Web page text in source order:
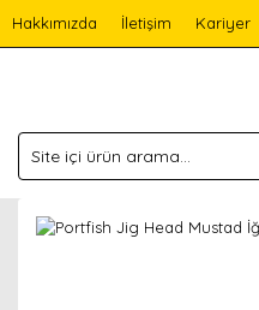
Hakkımızda İletişim Kariyer